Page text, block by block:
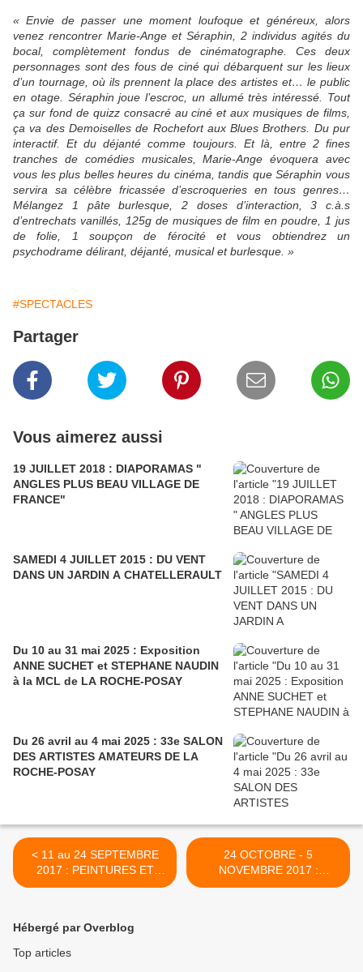
« Envie de passer une moment loufoque et généreux, alors
venez rencontrer Marie-Ange et Séraphin, 2 individus agités du
bocal, complètement fondus de cinématographe. Ces deux
personnages sont des fous de ciné qui débarquent sur les lieux
d’un tournage, où ils prennent la place des artistes et… le public
en otage. Séraphin joue l’escroc, un allumé très intéressé. Tout
ça sur fond de quizz consacré au ciné et aux musiques de films,
ça va des Demoiselles de Rochefort aux Blues Brothers. Du pur
interactif. Et du déjanté comme toujours. Et là, entre 2 fines
tranches de comédies musicales, Marie-Ange évoquera avec
vous les plus belles heures du cinéma, tandis que Séraphin vous
servira sa célèbre fricassée d’escroqueries en tous genres…
Mélangez 1 pâte burlesque, 2 doses d’interaction, 3 c.à.s
d’entrechats vanillés, 125g de musiques de film en poudre, 1 jus
de folie, 1 soupçon de férocité et vous obtiendrez un
psychodrame délirant, déjanté, musical et burlesque. »
#SPECTACLES
Partager
Vous aimerez aussi
19 JUILLET 2018 : DIAPORAMAS "
ANGLES PLUS BEAU VILLAGE DE
FRANCE"
SAMEDI 4 JUILLET 2015 : DU VENT
DANS UN JARDIN A CHATELLERAULT
Du 10 au 31 mai 2025 : Exposition
ANNE SUCHET et STEPHANE NAUDIN
à la MCL de LA ROCHE-POSAY
Du 26 avril au 4 mai 2025 : 33e SALON
DES ARTISTES AMATEURS DE LA
ROCHE-POSAY
< 11 au 24 SEPTEMBRE
2017 : PEINTURES ET
SCULPTURES A LA
24 OCTOBRE - 5
NOVEMBRE 2017 :
JACQUES NIOGRET
Hébergé par Overblog
Top articles